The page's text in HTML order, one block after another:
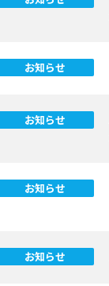
お知らせ
お知らせ
お知らせ
お知らせ